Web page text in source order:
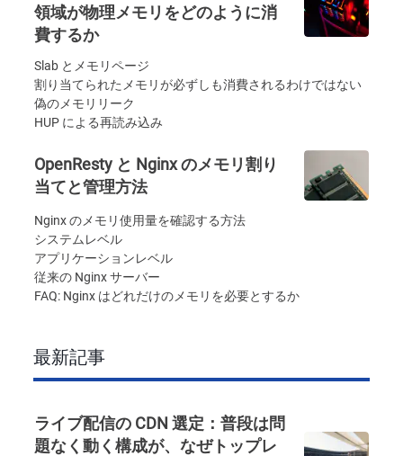
領域が物理メモリをどのように消
費するか
Slab とメモリページ
割り当てられたメモリが必ずしも消費されるわけではない
偽のメモリリーク
HUP による再読み込み
OpenResty と Nginx のメモリ割り
当てと管理方法
Nginx のメモリ使用量を確認する方法
システムレベル
アプリケーションレベル
従来の Nginx サーバー
FAQ: Nginx はどれだけのメモリを必要とするか
最新記事
ライブ配信の CDN 選定：普段は問
題なく動く構成が、なぜトップレ